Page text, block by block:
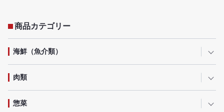
商品カテゴリー
海鮮（魚介類）
肉類
惣菜